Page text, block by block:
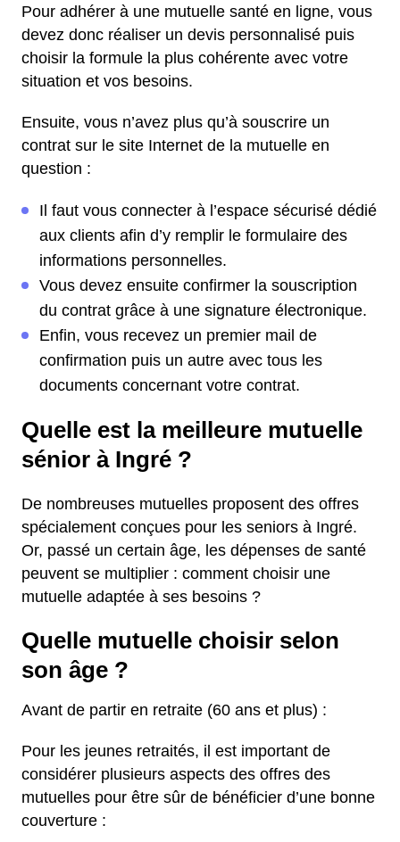
Pour adhérer à une mutuelle santé en ligne, vous
devez donc réaliser un devis personnalisé puis
choisir la formule la plus cohérente avec votre
situation et vos besoins.
Ensuite, vous n’avez plus qu’à souscrire un
contrat sur le site Internet de la mutuelle en
question :
Il faut vous connecter à l’espace sécurisé dédié
aux clients afin d’y remplir le formulaire des
informations personnelles.
Vous devez ensuite confirmer la souscription
du contrat grâce à une signature électronique.
Enfin, vous recevez un premier mail de
confirmation puis un autre avec tous les
documents concernant votre contrat.
Quelle est la meilleure mutuelle
sénior à Ingré ?
De nombreuses mutuelles proposent des offres
spécialement conçues pour les seniors à Ingré.
Or, passé un certain âge, les dépenses de santé
peuvent se multiplier : comment choisir une
mutuelle adaptée à ses besoins ?
Quelle mutuelle choisir selon
son âge ?
Avant de partir en retraite (60 ans et plus) :
Pour les jeunes retraités, il est important de
considérer plusieurs aspects des offres des
mutuelles pour être sûr de bénéficier d’une bonne
couverture :